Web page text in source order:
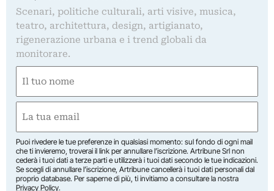
Scenari, politiche culturali, arti visive, musica,
teatro, architettura, design, artigianato,
rigenerazione urbana e i trend globali da
monitorare.
(Obbligatorio)
Nome
(Obbligatorio)
Puoi rivedere le tue preferenze in qualsiasi momento: sul fondo di ogni mail
che ti invieremo, troverai il link per annullare l’iscrizione. Artribune Srl non
cederà i tuoi dati a terze parti e utilizzerà i tuoi dati secondo le tue indicazioni.
Se scegli di annullare l’iscrizione, Artribune cancellerà i tuoi dati personali dal
proprio database. Per saperne di più, ti invitiamo a consultare la nostra
Privacy Policy.